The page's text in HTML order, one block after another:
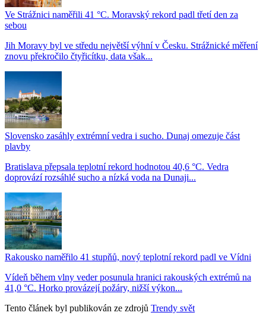
Ve Strážnici naměřili 41 °C. Moravský rekord padl třetí den za
sebou
Jih Moravy byl ve středu největší výhní v Česku. Strážnické měření
znovu překročilo čtyřicítku, data však...
Slovensko zasáhly extrémní vedra i sucho. Dunaj omezuje část
plavby
Bratislava přepsala teplotní rekord hodnotou 40,6 °C. Vedra
doprovází rozsáhlé sucho a nízká voda na Dunaji...
Rakousko naměřilo 41 stupňů, nový teplotní rekord padl ve Vídni
Vídeň během vlny veder posunula hranici rakouských extrémů na
41,0 °C. Horko provázejí požáry, nižší výkon...
Tento článek byl publikován ze zdrojů Trendy svět